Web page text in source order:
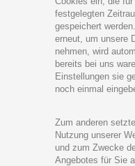
festgelegten
gespeichert
erneut, um unsere
nehmen, wird
bereits bei uns
Einstellungen sie
noch einmal
Zum anderen
Nutzung unserer
und zum Zwecke
Angebotes für Sie